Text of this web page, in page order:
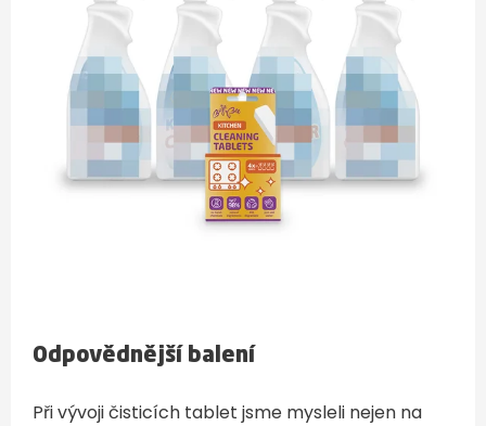
Odpovědnější balení
Při vývoji čisticích tablet jsme mysleli nejen na